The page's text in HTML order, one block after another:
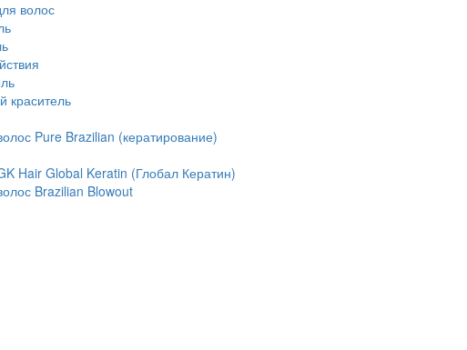
волос
краситель
Pure Brazilian (кератирование)
Hair Global Keratin (Глобал Кератин)
Brazilian Blowout